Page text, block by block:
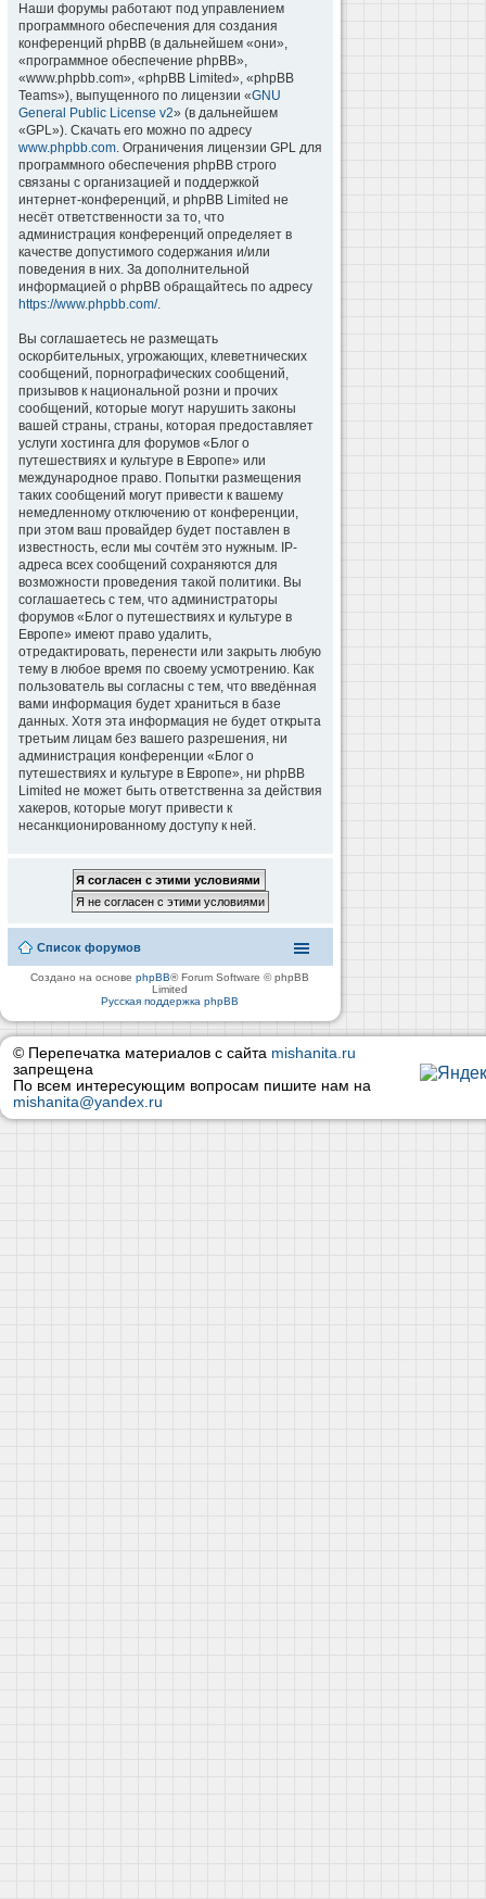
Наши форумы работают под управлением
программного обеспечения для создания
конференций phpBB (в дальнейшем «они»,
«программное обеспечение phpBB»,
«www.phpbb.com», «phpBB Limited», «phpBB
Teams»), выпущенного по лицензии «GNU
General Public License v2» (в дальнейшем
«GPL»). Скачать его можно по адресу
www.phpbb.com. Ограничения лицензии GPL для
программного обеспечения phpBB строго
связаны с организацией и поддержкой
интернет-конференций, и phpBB Limited не
несёт ответственности за то, что
администрация конференций определяет в
качестве допустимого содержания и/или
поведения в них. За дополнительной
информацией о phpBB обращайтесь по адресу
https://www.phpbb.com/.
Вы соглашаетесь не размещать
оскорбительных, угрожающих, клеветнических
сообщений, порнографических сообщений,
призывов к национальной розни и прочих
сообщений, которые могут нарушить законы
вашей страны, страны, которая предоставляет
услуги хостинга для форумов «Блог о
путешествиях и культуре в Европе» или
международное право. Попытки размещения
таких сообщений могут привести к вашему
немедленному отключению от конференции,
при этом ваш провайдер будет поставлен в
известность, если мы сочтём это нужным. IP-
адреса всех сообщений сохраняются для
возможности проведения такой политики. Вы
соглашаетесь с тем, что администраторы
форумов «Блог о путешествиях и культуре в
Европе» имеют право удалить,
отредактировать, перенести или закрыть любую
тему в любое время по своему усмотрению. Как
пользователь вы согласны с тем, что введённая
вами информация будет храниться в базе
данных. Хотя эта информация не будет открыта
третьим лицам без вашего разрешения, ни
администрация конференции «Блог о
путешествиях и культуре в Европе», ни phpBB
Limited не может быть ответственна за действия
хакеров, которые могут привести к
несанкционированному доступу к ней.
Список форумов
Создано на основеphpBB® Forum Software © phpBB
Limited
Русская поддержка phpBB
© Перепечатка материалов с сайта mishanita.ru
запрещена
По всем интересующим вопросам пишите нам на
mishanita@yandex.ru